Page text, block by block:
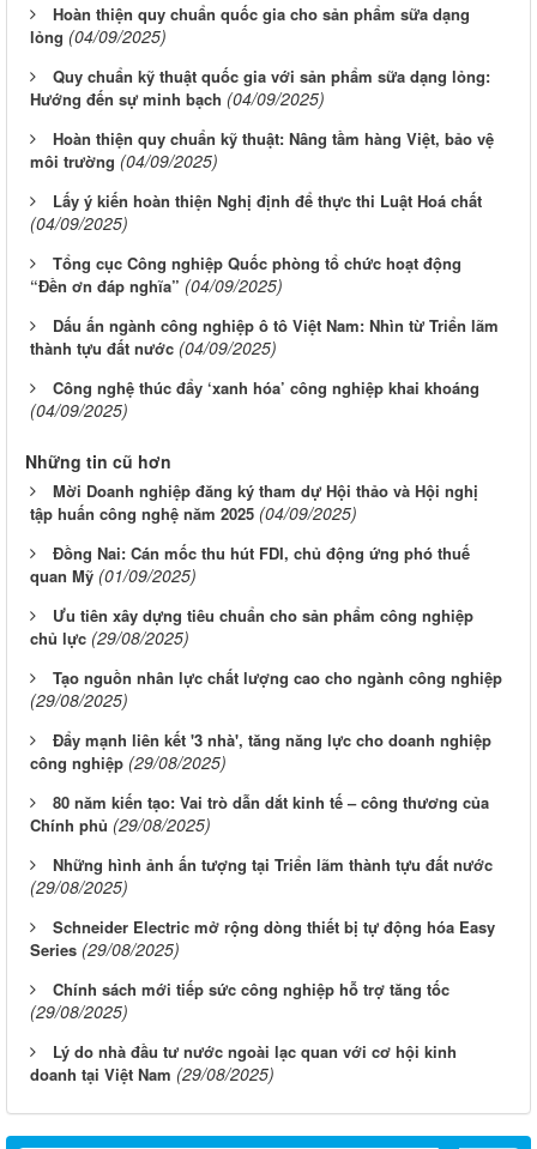
Hoàn thiện quy chuẩn quốc gia cho sản phẩm sữa dạng
lỏng (04/09/2025)
Quy chuẩn kỹ thuật quốc gia với sản phẩm sữa dạng lỏng:
Hướng đến sự minh bạch (04/09/2025)
Hoàn thiện quy chuẩn kỹ thuật: Nâng tầm hàng Việt, bảo vệ
môi trường (04/09/2025)
Lấy ý kiến hoàn thiện Nghị định để thực thi Luật Hoá chất
(04/09/2025)
Tổng cục Công nghiệp Quốc phòng tổ chức hoạt động
“Đền ơn đáp nghĩa” (04/09/2025)
Dấu ấn ngành công nghiệp ô tô Việt Nam: Nhìn từ Triển lãm
thành tựu đất nước (04/09/2025)
Công nghệ thúc đẩy ‘xanh hóa’ công nghiệp khai khoáng
(04/09/2025)
Những tin cũ hơn
Mời Doanh nghiệp đăng ký tham dự Hội thảo và Hội nghị
tập huấn công nghệ năm 2025 (04/09/2025)
Đồng Nai: Cán mốc thu hút FDI, chủ động ứng phó thuế
quan Mỹ (01/09/2025)
Ưu tiên xây dựng tiêu chuẩn cho sản phẩm công nghiệp
chủ lực (29/08/2025)
Tạo nguồn nhân lực chất lượng cao cho ngành công nghiệp
(29/08/2025)
Đẩy mạnh liên kết '3 nhà', tăng năng lực cho doanh nghiệp
công nghiệp (29/08/2025)
80 năm kiến tạo: Vai trò dẫn dắt kinh tế – công thương của
Chính phủ (29/08/2025)
Những hình ảnh ấn tượng tại Triển lãm thành tựu đất nước
(29/08/2025)
Schneider Electric mở rộng dòng thiết bị tự động hóa Easy
Series (29/08/2025)
Chính sách mới tiếp sức công nghiệp hỗ trợ tăng tốc
(29/08/2025)
Lý do nhà đầu tư nước ngoài lạc quan với cơ hội kinh
doanh tại Việt Nam (29/08/2025)